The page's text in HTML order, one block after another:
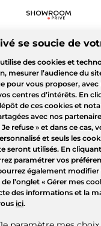
se soucie de
des cookies et
mesurer l’audience du
pour vous proposer, avec
centres d’intérêts. En
de ces cookies et
avec nos
Je refuse » et dans ce cas,
et seuls les
seront utilisés. En
paramétrer vos
également modifier
l’onglet « Gérer mes
des informations et la
ici.